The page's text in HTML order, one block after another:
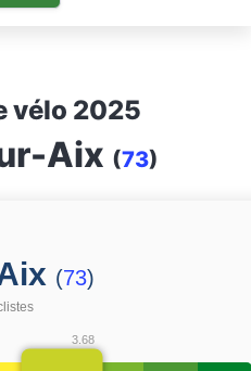
vélo 2025
Aix (73)
(73)
3.68